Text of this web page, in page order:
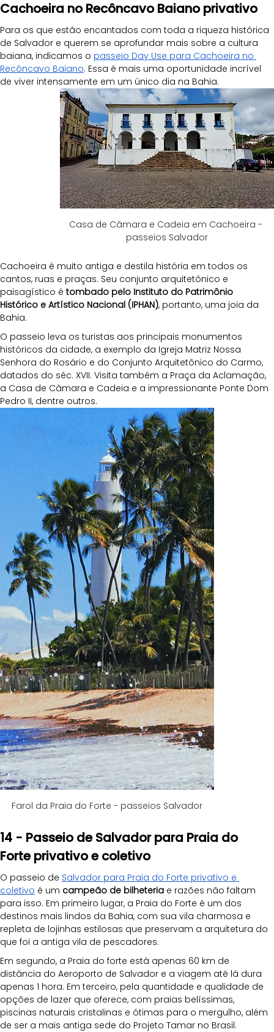
Cachoeira no Recôncavo Baiano privativo
Para os que estão encantados com toda a riqueza histórica
de Salvador e querem se aprofundar mais sobre a cultura
baiana, indicamos o passeio Day Use para Cachoeira no
Recôncavo Baiano. Essa é mais uma oportunidade incrível
de viver intensamente em um único dia na Bahia.
Casa de Câmara e Cadeia em Cachoeira -
passeios Salvador
Cachoeira é muito antiga e destila história em todos os
cantos, ruas e praças. Seu conjunto arquitetônico e
paisagístico é tombado pelo Instituto do Patrimônio
Histórico e Artístico Nacional (IPHAN), portanto, uma joia da
Bahia.
O passeio leva os turistas aos principais monumentos
históricos da cidade, a exemplo da Igreja Matriz Nossa
Senhora do Rosário e do Conjunto Arquitetônico do Carmo,
datados do séc. XVII. Visita também a Praça da Aclamação,
a Casa de Câmara e Cadeia e a impressionante Ponte Dom
Pedro II, dentre outros.
Farol da Praia do Forte - passeios Salvador
14 - Passeio de Salvador para Praia do
Forte privativo e coletivo
O passeio de Salvador para Praia do Forte privativo e
coletivo é um campeão de bilheteria e razões não faltam
para isso. Em primeiro lugar, a Praia do Forte é um dos
destinos mais lindos da Bahia, com sua vila charmosa e
repleta de lojinhas estilosas que preservam a arquitetura do
que foi a antiga vila de pescadores.
Em segundo, a Praia do forte está apenas 60 km de
distância do Aeroporto de Salvador e a viagem até lá dura
apenas 1 hora. Em terceiro, pela quantidade e qualidade de
opções de lazer que oferece, com praias belíssimas,
piscinas naturais cristalinas e ótimas para o mergulho, além
de ser a mais antiga sede do Projeto Tamar no Brasil.